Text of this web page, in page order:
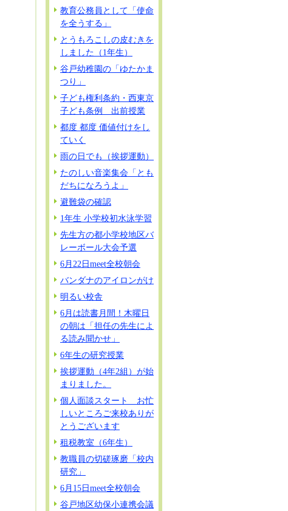
教育公務員として「使命
を全うする」
とうもろこしの皮むきを
しました（1年生）
谷戸幼稚園の「ゆたかま
つり」
子ども権利条約・西東京
子ども条例 出前授業
都度 都度 価値付けをし
ていく
雨の日でも（挨拶運動）
たのしい音楽集会「とも
だちになろうよ」
避難袋の確認
1年生 小学校初水泳学習
先生方の都小学校地区バ
レーボール大会予選
6月22日meet全校朝会
バンダナのアイロンがけ
明るい校舎
6月は読書月間！木曜日
の朝は「担任の先生によ
る読み聞かせ」
6年生の研究授業
挨拶運動（4年2組）が始
まりました。
個人面談スタート お忙
しいところご来校ありが
とうございます
租税教室（6年生）
教職員の切磋琢磨「校内
研究」
6月15日meet全校朝会
谷戸地区幼保小連携会議